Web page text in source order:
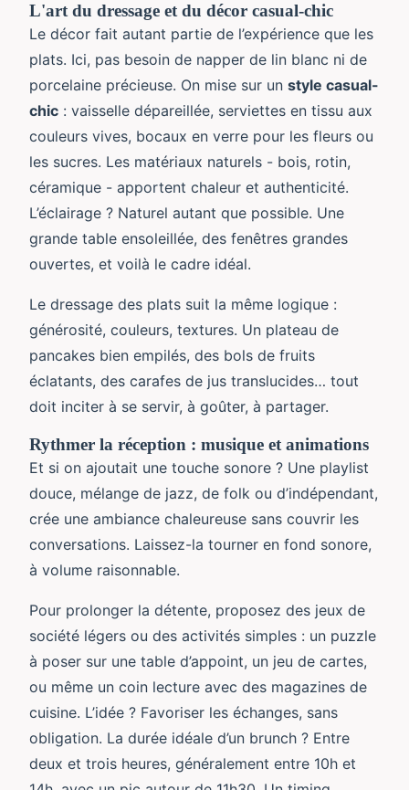
L'art du dressage et du décor casual-chic
Le décor fait autant partie de l’expérience que les
plats. Ici, pas besoin de napper de lin blanc ni de
porcelaine précieuse. On mise sur un style casual-
chic : vaisselle dépareillée, serviettes en tissu aux
couleurs vives, bocaux en verre pour les fleurs ou
les sucres. Les matériaux naturels - bois, rotin,
céramique - apportent chaleur et authenticité.
L’éclairage ? Naturel autant que possible. Une
grande table ensoleillée, des fenêtres grandes
ouvertes, et voilà le cadre idéal.
Le dressage des plats suit la même logique :
générosité, couleurs, textures. Un plateau de
pancakes bien empilés, des bols de fruits
éclatants, des carafes de jus translucides… tout
doit inciter à se servir, à goûter, à partager.
Rythmer la réception : musique et animations
Et si on ajoutait une touche sonore ? Une playlist
douce, mélange de jazz, de folk ou d’indépendant,
crée une ambiance chaleureuse sans couvrir les
conversations. Laissez-la tourner en fond sonore,
à volume raisonnable.
Pour prolonger la détente, proposez des jeux de
société légers ou des activités simples : un puzzle
à poser sur une table d’appoint, un jeu de cartes,
ou même un coin lecture avec des magazines de
cuisine. L’idée ? Favoriser les échanges, sans
obligation. La durée idéale d’un brunch ? Entre
deux et trois heures, généralement entre 10h et